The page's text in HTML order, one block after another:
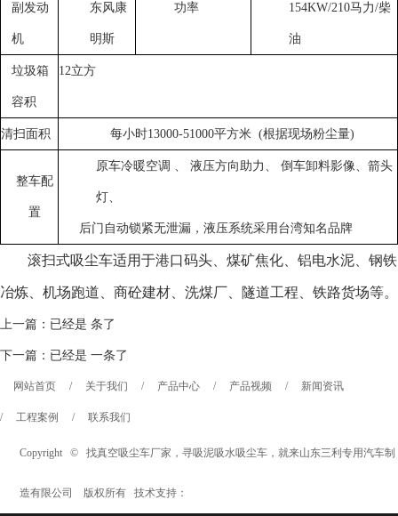
副发动
机
东风康
明斯
功率 154KW/210马力/柴
油
垃圾箱
容积
12立方
清扫面积 每小时13000-51000平方米 (根据现场粉尘量)
整车配
置
原车冷暖空调 、 液压方向助力、 倒车卸料影像、箭头
灯、
后门自动锁紧无泄漏，液压系统采用台湾知名品牌
滚扫式吸尘车适用于港口码头、煤矿焦化、铝电水泥、钢铁
冶炼、机场跑道、商砼建材、洗煤厂、隧道工程、铁路货场等。
上一篇：已经是 条了
下一篇：已经是 一条了
网站首页 / 关于我们 / 产品中心 / 产品视频 / 新闻资讯
/ 工程案例 / 联系我们
Copyright © 找真空吸尘车厂家 ， 寻吸泥吸水吸尘车 ，就来山东三利专用汽车制
造有限公司 版权所有 技术支持：